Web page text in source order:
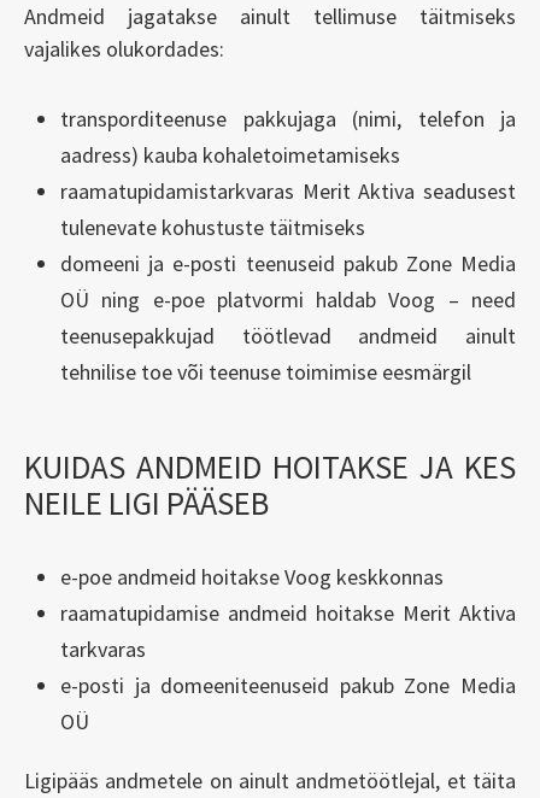
Andmeid jagatakse ainult tellimuse täitmiseks
vajalikes olukordades:
transporditeenuse pakkujaga (nimi, telefon ja
aadress) kauba kohaletoimetamiseks
raamatupidamistarkvaras Merit Aktiva seadusest
tulenevate kohustuste täitmiseks
domeeni ja e-posti teenuseid pakub Zone Media
OÜ ning e-poe platvormi haldab Voog – need
teenusepakkujad töötlevad andmeid ainult
tehnilise toe või teenuse toimimise eesmärgil
KUIDAS ANDMEID HOITAKSE JA KES
NEILE LIGI PÄÄSEB
e-poe andmeid hoitakse Voog keskkonnas
raamatupidamise andmeid hoitakse Merit Aktiva
tarkvaras
e-posti ja domeeniteenuseid pakub Zone Media
OÜ
Ligipääs andmetele on ainult andmetöötlejal, et täita